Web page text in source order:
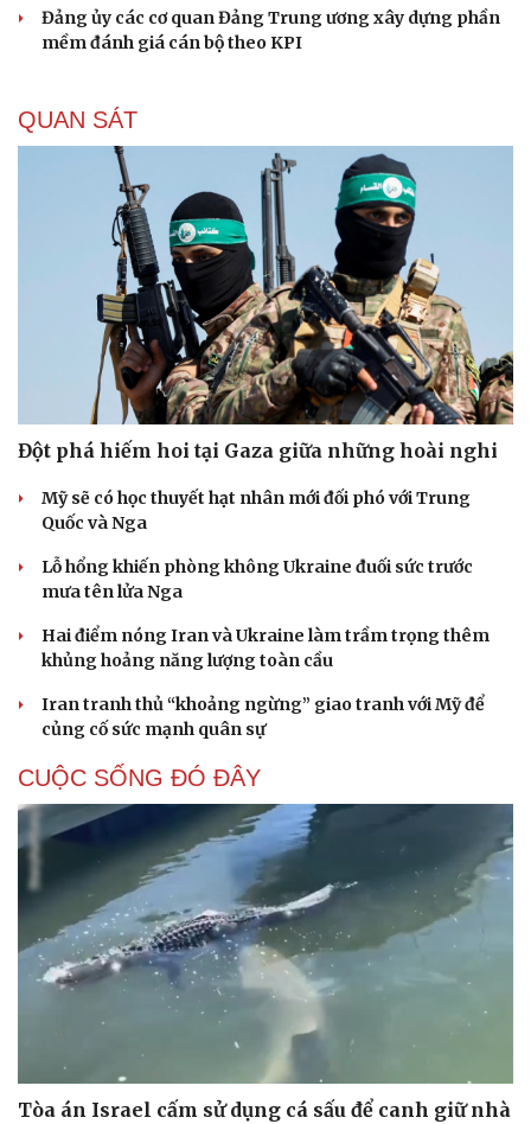
Cải chính
Đảng ủy các cơ quan Đảng Trung ương xây dựng phần
mềm đánh giá cán bộ theo KPI
QUAN SÁT
Đột phá hiếm hoi tại Gaza giữa những hoài nghi
Mỹ sẽ có học thuyết hạt nhân mới đối phó với Trung
Quốc và Nga
Lỗ hổng khiến phòng không Ukraine đuối sức trước
mưa tên lửa Nga
Hai điểm nóng Iran và Ukraine làm trầm trọng thêm
khủng hoảng năng lượng toàn cầu
Iran tranh thủ “khoảng ngừng” giao tranh với Mỹ để
củng cố sức mạnh quân sự
CUỘC SỐNG ĐÓ ĐÂY
Tòa án Israel cấm sử dụng cá sấu để canh giữ nhà